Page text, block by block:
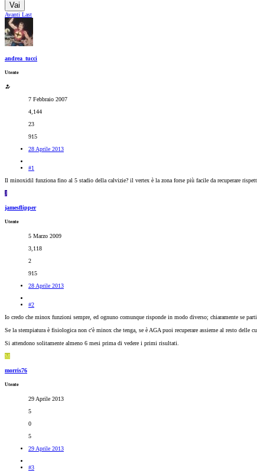
Vai
Avanti Last
andrea_tucci
Utente
7 Febbraio 2007
4,144
23
915
28 Aprile 2013
#1
Il minoxidil funziona fino al 5 stadio della calvizie? il vertex è la zona forse più facile da recuperare
J
jamesflipper
Utente
5 Marzo 2009
3,118
2
915
28 Aprile 2013
#2
Io credo che minox funzioni sempre, ed ognuno comunque risponde in modo diverso; chiaramente se
Se la stempiatura è fisiologica non c'è minox che tenga, se è AGA puoi recuperare assieme al resto delle
Si attendono solitamente almeno 6 mesi prima di vedere i primi risultati.
M
morris76
Utente
29 Aprile 2013
5
0
5
29 Aprile 2013
#3